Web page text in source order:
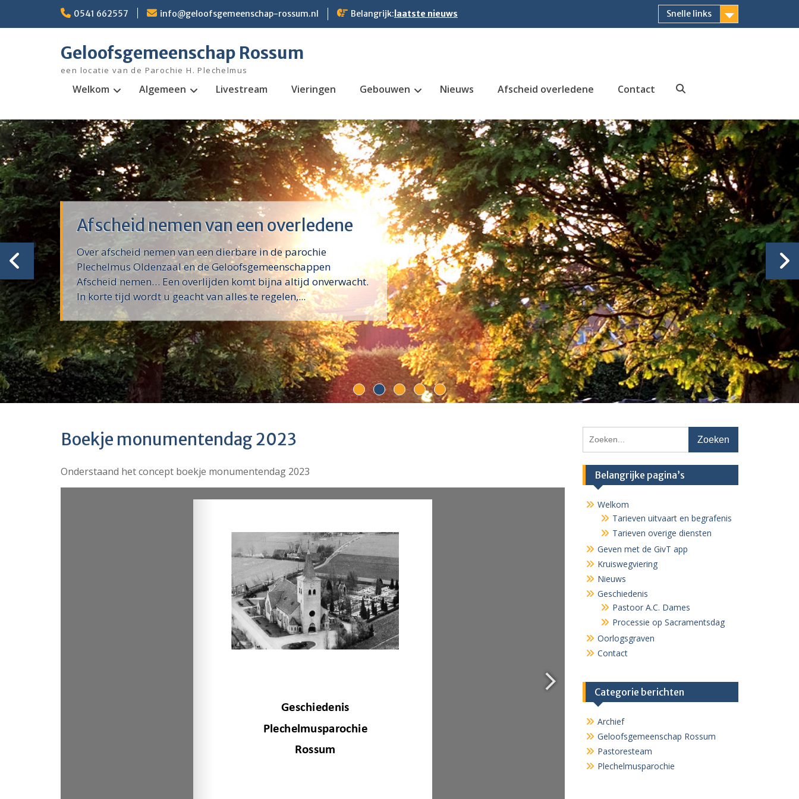
de
0541 662557 info@geloofsgemeenschap-rossum.nl Belangrijk: laatste nieuws Snelle links
Geloofsgemeenschap Rossum
een locatie van de Parochie H. Plechelmus
Welkom Algemeen Livestream Vieringen Gebouwen Nieuws Afscheid overledene Contact
Afscheid nemen van een overledene
Over afscheid nemen van een dierbare in de parochie
Plechelmus Oldenzaal en de Geloofsgemeenschappen
Afscheid nemen… Een overlijden komt bijna altijd onverwacht.
In korte tijd wordt u geacht van alles te regelen,...
Boekje monumentendag 2023
Onderstaand het concept boekje monumentendag 2023
naar:
Belangrijke pagina’s
Welkom
Tarieven uitvaart en begrafenis
Tarieven overige diensten
Geven met de GivT app
Kruiswegviering
Nieuws
Geschiedenis
Pastoor A.C. Dames
Processie op Sacramentsdag
Oorlogsgraven
Contact
Categorie berichten
Archief
Geloofsgemeenschap Rossum
Pastoresteam
Plechelmusparochie